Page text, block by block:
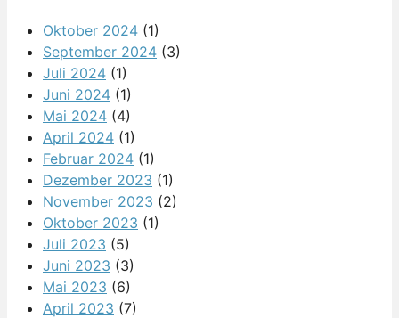
Oktober 2024 (1)
September 2024 (3)
Juli 2024 (1)
Juni 2024 (1)
Mai 2024 (4)
April 2024 (1)
Februar 2024 (1)
Dezember 2023 (1)
November 2023 (2)
Oktober 2023 (1)
Juli 2023 (5)
Juni 2023 (3)
Mai 2023 (6)
April 2023 (7)